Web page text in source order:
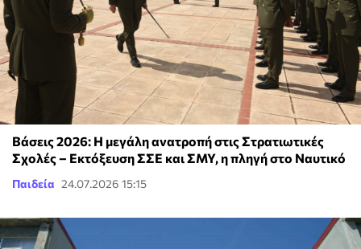
Βάσεις 2026: Η μεγάλη ανατροπή στις Στρατιωτικές
Σχολές – Εκτόξευση ΣΣΕ και ΣΜΥ, η πληγή στο Ναυτικό
Παιδεία 24.07.2026 15:15